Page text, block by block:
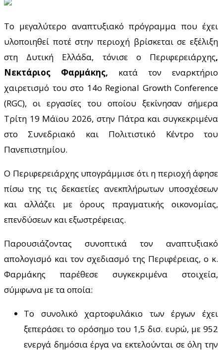
Το μεγαλύτερο αναπτυξιακό πρόγραμμα που έχει
υλοποιηθεί ποτέ στην περιοχή βρίσκεται σε εξέλιξη
στη Δυτική Ελλάδα, τόνισε ο Περιφερειάρχης,
Νεκτάριος Φαρμάκης, κατά τον εναρκτήριο
χαιρετισμό του στο 14ο Regional Growth Conference
(RGC), οι εργασίες του οποίου ξεκίνησαν σήμερα
Τρίτη 19 Μάϊου 2026, στην Πάτρα και συγκεκριμένα
στο Συνεδριακό και Πολιτιστικό Κέντρο του
Πανεπιστημίου.
Ο Περιφερειάρχης υπογράμμισε ότι η περιοχή άφησε
πίσω της τις δεκαετίες ανεκπλήρωτων υποσχέσεων
και αλλάζει με όρους πραγματικής οικονομίας,
επενδύσεων και εξωστρέφειας.
Παρουσιάζοντας συνοπτικά τον αναπτυξιακό
απολογισμό και τον σχεδιασμό της Περιφέρειας, ο κ.
Φαρμάκης παρέθεσε συγκεκριμένα στοιχεία,
σύμφωνα με τα οποία:
Το συνολικό χαρτοφυλάκιο των έργων έχει
ξεπεράσει το ορόσημο του 1,5 δισ. ευρώ, με 952
ενεργά δημόσια έργα να εκτελούνται σε όλη την